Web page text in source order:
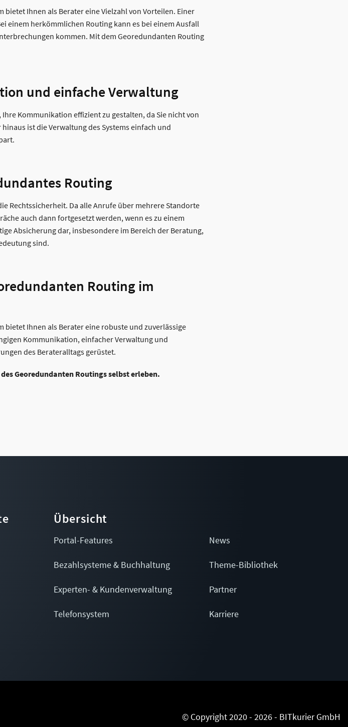
Ihnen als Berater eine Vielzahl von Vorteilen. Einer
einem herkömmlichen Routing kann es bei einem Ausfall
kommen. Mit dem Georedundanten Routing
und einfache Verwaltung
Kommunikation effizient zu gestalten, da Sie nicht von
ist die Verwaltung des Systems einfach und
Routing
Rechtssicherheit. Da alle Anrufe über mehrere Standorte
auch dann fortgesetzt werden, wenn es zu einem
Absicherung dar, insbesondere im Bereich der Beratung,
sind.
Routing im
bietet Ihnen als Berater eine robuste und zuverlässige
Kommunikation, einfacher Verwaltung und
des Berateralltags gerüstet.
Georedundanten Routings selbst erleben.
Übersicht
Portal-Features
Bezahlsysteme & Buchhaltung
Experten- & Kundenverwaltung
Telefonsystem
News
Theme-Bibliothek
Partner
Karriere
© Copyright 2020 - 2026 - BITkurier GmbH